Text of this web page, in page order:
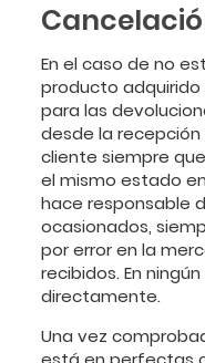
En el caso de no
producto adquirido
para las
desde la
cliente siempre
el mismo estado
hace responsable
ocasionados,
por error en la
recibidos. En
directamente.
Una vez